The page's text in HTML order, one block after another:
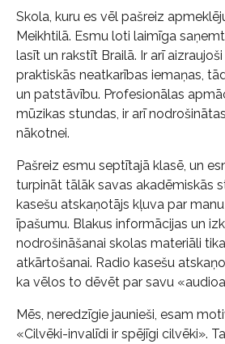
Skola, kuru es vēl pašreiz
Meikhtilā. Esmu loti laimīga
lasīt un rakstīt Brailā. Ir arī
praktiskās neatkarības iemaņas,
un patstāvību. Profesionālas
mūzikas stundas, ir arī
nākotnei.
Pašreiz esmu septītajā klasē, un
turpināt tālāk savas akadēmiskās
kasešu atskaņotājs kļuva par
īpašumu. Blakus informācijas un
nodrošināšanai skolas materiāli
atkārtošanai. Radio kasešu
ka vēlos to dēvēt par savu
Mēs, neredzīgie jaunieši, esam
«Cilvēki-invalīdi ir spējīgi cilvēki».